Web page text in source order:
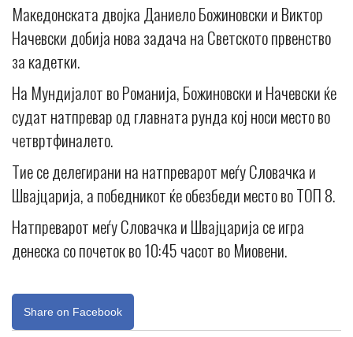
Македонската двојка Даниело Божиновски и Виктор
Начевски добија нова задача на Светското првенство
за кадетки.
На Мундијалот во Романија, Божиновски и Начевски ќе
судат натпревар од главната рунда кој носи место во
четвртфиналето.
Тие се делегирани на натпреварот меѓу Словачка и
Швајцарија, а победникот ќе обезбеди место во ТОП 8.
Натпреварот меѓу Словачка и Швајцарија се игра
денеска со почеток во 10:45 часот во Миовени.
Share on Facebook